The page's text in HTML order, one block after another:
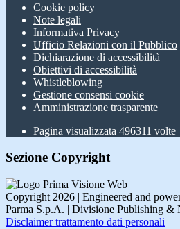
Cookie policy
Note legali
Informativa Privacy
Ufficio Relazioni con il Pubblico
Dichiarazione di accessibilità
Obiettivi di accessibilità
Whistleblowing
Gestione consensi cookie
Amministrazione trasparente
Pagina visualizzata 496311 volte
Sezione Copyright
Copyright 2026 | Engineered and
Parma S.p.A. | Divisione Publishing &
Disclaimer trattamento dati personali